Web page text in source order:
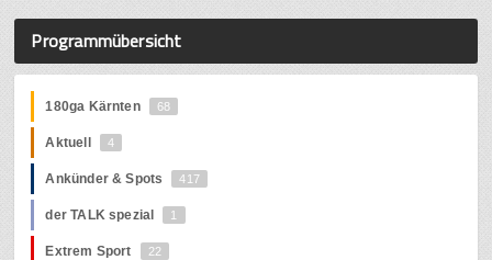
Programmübersicht
180ga Kärnten 68
Aktuell 4
Ankünder & Spots 417
der TALK spezial 1
Extrem Sport 22